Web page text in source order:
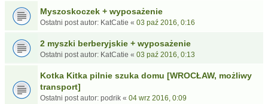
Myszoskoczek + wyposażenie
Ostatni post autor: KatCatie « 03 paź 2016, 0:16
2 myszki berberyjskie + wyposażenie
Ostatni post autor: KatCatie « 03 paź 2016, 0:13
Kotka Kitka pilnie szuka domu [WROCŁAW, możliwy
transport]
Ostatni post autor: podrik « 04 wrz 2016, 0:09